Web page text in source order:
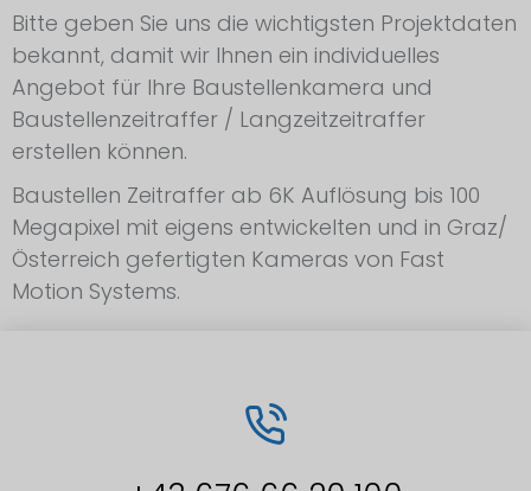
Bitte geben Sie uns die wichtigsten Projektdaten
bekannt, damit wir Ihnen ein individuelles
Angebot für Ihre Baustellenkamera und
Baustellenzeitraffer / Langzeitzeitraffer
erstellen können.
Baustellen Zeitraffer ab 6K Auflösung bis 100
Megapixel mit eigens entwickelten und in Graz/
Österreich gefertigten Kameras von Fast
Motion Systems.